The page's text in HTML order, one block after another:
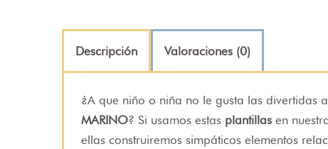
Descripción Valoraciones (0)
¿A que niño o niña no le gusta las divertidas
MARINO? Si usamos estas plantillas en
ellas construiremos simpáticos elementos